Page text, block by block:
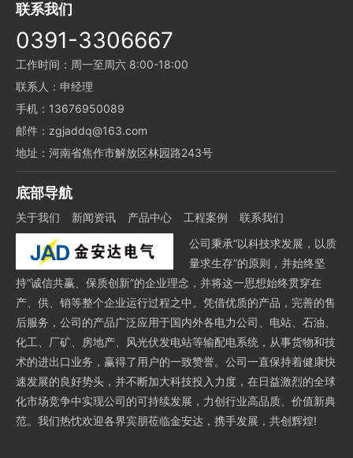
联系我们
0391-3306667
工作时间：周一至周六 8:00-18:00
联系人：申经理
手机：13676950089
邮件：zgjaddq@163.com
地址：河南省焦作市解放区林园路243号
底部导航
关于我们 新闻资讯 产品中心 工程案例
联系我们
公司秉承“以科技求发展，以质
量求生存”的原则，并始终坚
持“诚信共赢、保质创新”的企业理念，并将这一思想始终贯穿在
产、供、销等整个企业运行过程之中。凭借优质的产品，完善的售
后服务，公司的产品广泛应用于国内外各电力公司、电站、石油、
化工、厂矿、房地产、风光伏发电站等输配电系统，从事货物和技
术的进出口业务，赢得了用户的一致赞誉。公司一直保持着健康快
速发展的良好势头，并不断加大科技投入力度，在日益激烈的全球
化市场竞争中实现公司的可持续发展，力创行业高品质、价值新典
范。我们热忱欢迎各界宾朋莅临金安达，携手发展，共创辉煌!